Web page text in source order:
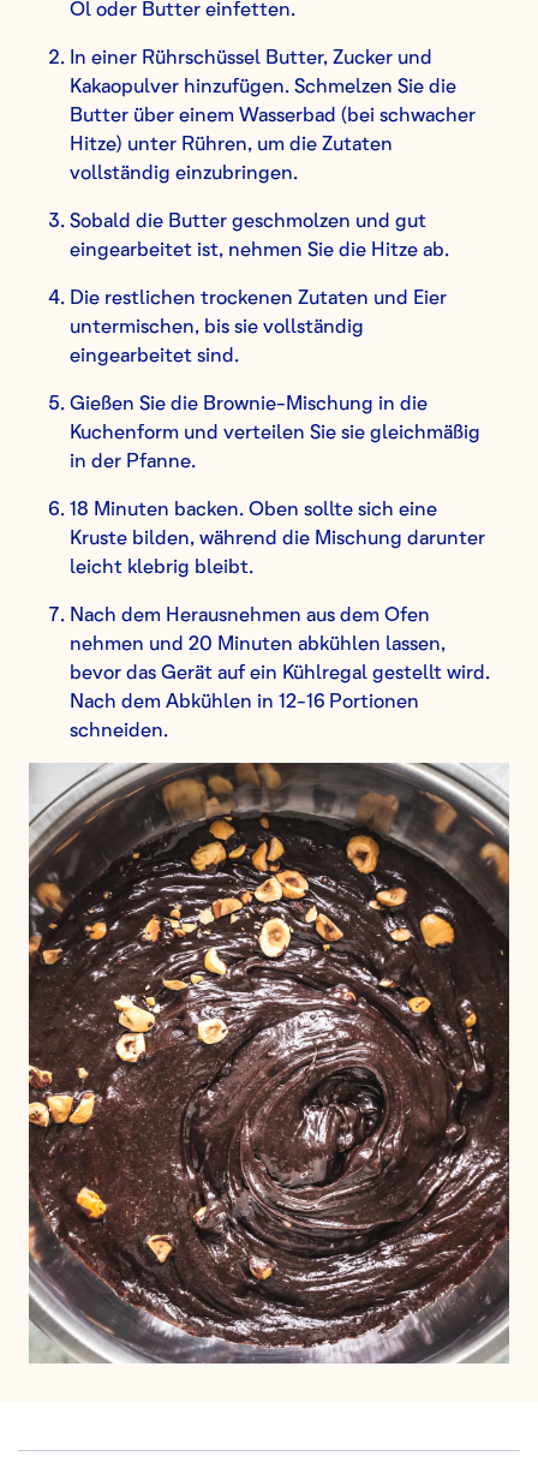
Öl oder Butter einfetten.
In einer Rührschüssel Butter, Zucker und
Kakaopulver hinzufügen. Schmelzen Sie die
Butter über einem Wasserbad (bei schwacher
Hitze) unter Rühren, um die Zutaten
vollständig einzubringen.
Sobald die Butter geschmolzen und gut
eingearbeitet ist, nehmen Sie die Hitze ab.
Die restlichen trockenen Zutaten und Eier
untermischen, bis sie vollständig
eingearbeitet sind.
Gießen Sie die Brownie-Mischung in die
Kuchenform und verteilen Sie sie gleichmäßig
in der Pfanne.
18 Minuten backen. Oben sollte sich eine
Kruste bilden, während die Mischung darunter
leicht klebrig bleibt.
Nach dem Herausnehmen aus dem Ofen
nehmen und 20 Minuten abkühlen lassen,
bevor das Gerät auf ein Kühlregal gestellt wird.
Nach dem Abkühlen in 12-16 Portionen
schneiden.